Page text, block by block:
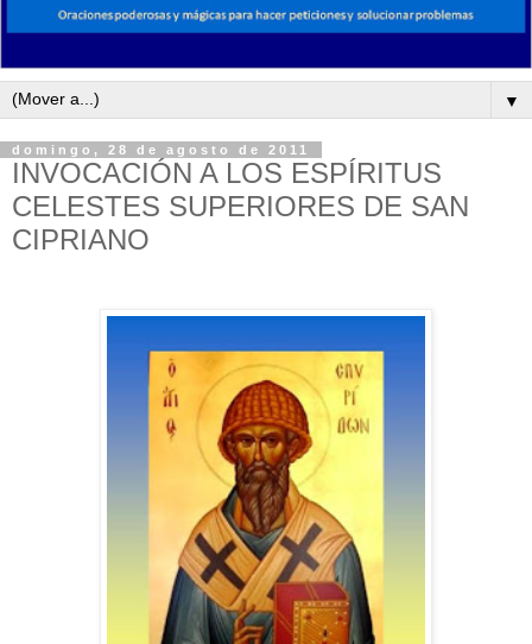
▼
domingo, 28 de agosto de 2011
INVOCACIÓN A LOS ESPÍRITUS
CELESTES SUPERIORES DE SAN
CIPRIANO